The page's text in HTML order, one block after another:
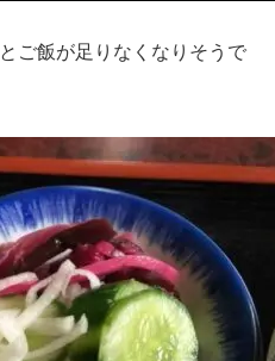
ご飯が足りなくなりそうで